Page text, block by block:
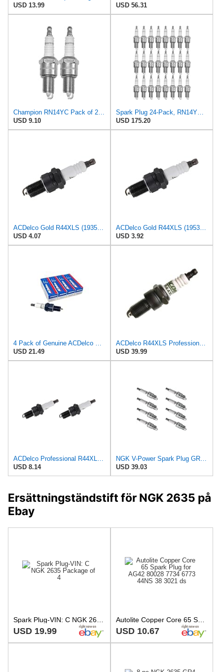
USD 13.99
USD 56.31
Champion RN14YC Pack of 2 Spark Plugs
USD 9.10
Spark Plug 24-Pack, RN14YC, Fits 405S, Replacement for Champion OEM
USD 175.20
ACDelco Gold R44XLS (19354422) Conventional Spark Plug
USD 4.07
ACDelco Gold R44XLS (19536444) Gas Engine Ignition Spark Plug
USD 3.92
4 Pack of Genuine ACDelco R44XLS Spark Plugs - Conventional Spark Plugs - GM: 19354422
USD 21.49
ACDelco R44XLS Professional Conventional Spark Plug (Pack of 8)
USD 39.99
ACDelco Professional R44XLS Conventional Spark Plug (Pack of 2)
USD 8.14
NGK V-Power Spark Plug GR4 (8 Pack) Compatible With DODGE CHALLENGER 1970-1974 5.2L/318
USD 39.03
Ersättningständstift för NGK 2635 på
Ebay
Spark Plug-VIN: C NGK 2635 Package of 4
USD 19.99 USD 10.67